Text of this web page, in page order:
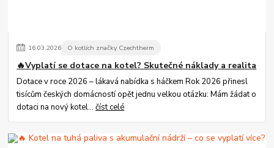
16.03.2026 O kotlích značky Czechtherm
🔥Vyplatí se dotace na kotel? Skutečné náklady a realita
Dotace v roce 2026 – lákavá nabídka s háčkem Rok 2026 přinesl
tisícům českých domácností opět jednu velkou otázku: Mám žádat o
dotaci na nový kotel...číst celé